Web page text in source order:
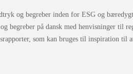
og begreber inden for ESG og
begreber på dansk med henvisninger til
som kan bruges til inspiration til